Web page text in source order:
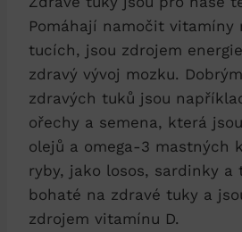
Pomáhají namočit vitamíny
tucích, jsou zdrojem
zdravý vývoj mozku.
zdravých tuků jsou
ořechy a semena, která
olejů a omega-3 mastných
ryby, jako losos, sardinky a
bohaté na zdravé tuky a
zdrojem vitamínu D.